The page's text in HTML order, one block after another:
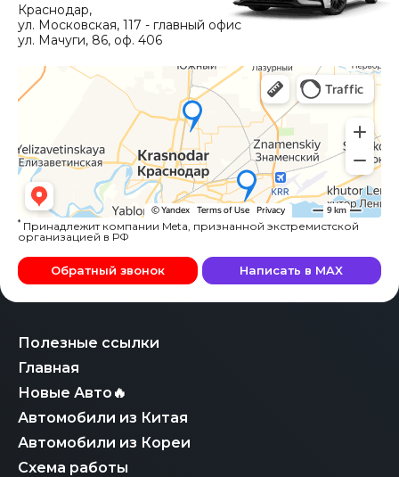
Полезные ссылки
Главная
Новые Авто🔥
Автомобили из Китая
Автомобили из Кореи
Схема работы
Краснодар,
ул. Московская, 117 - главный офис
ул. Мачуги, 86, оф. 406
* Принадлежит компании Meta, признанной экстремистской
организацией в РФ
Обратный звонок Написать в MAX